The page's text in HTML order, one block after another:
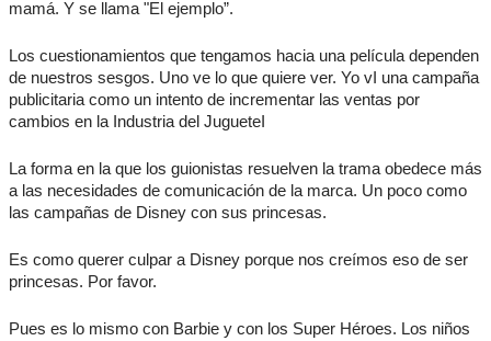
mamá. Y se llama "El ejemplo”.
Los cuestionamientos que tengamos hacia una película dependen
de nuestros sesgos. Uno ve lo que quiere ver. Yo vI una campaña
publicitaria como un intento de incrementar las ventas por
cambios en la Industria del JugueteI
La forma en la que los guionistas resuelven la trama obedece más
a las necesidades de comunicación de la marca. Un poco como
las campañas de Disney con sus princesas.
Es como querer culpar a Disney porque nos creímos eso de ser
princesas. Por favor.
Pues es lo mismo con Barbie y con los Super Héroes. Los niños